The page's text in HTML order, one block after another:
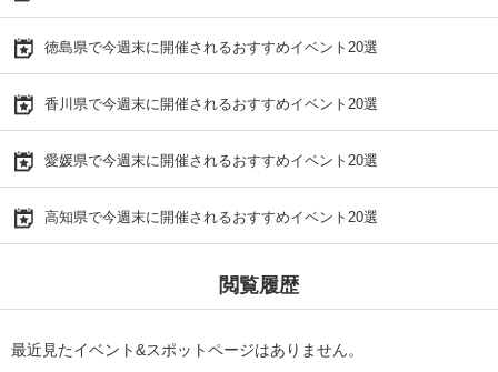
徳島県で今週末に開催されるおすすめイベント20選
香川県で今週末に開催されるおすすめイベント20選
愛媛県で今週末に開催されるおすすめイベント20選
高知県で今週末に開催されるおすすめイベント20選
閲覧履歴
最近見たイベント&スポットページはありません。